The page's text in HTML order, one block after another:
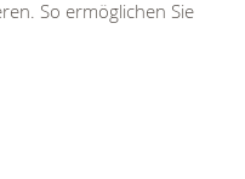
So ermöglichen Sie